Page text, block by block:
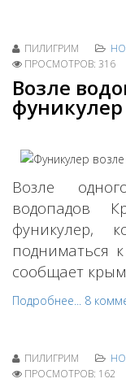
ПИЛИГРИМ
ПРОСМОТРОВ: 316
Возле
фуникулер
Возле
водопадов
фуникулер,
подниматься
сообщает
Подробнее... 8
ПИЛИГРИМ
ПРОСМОТРОВ: 162